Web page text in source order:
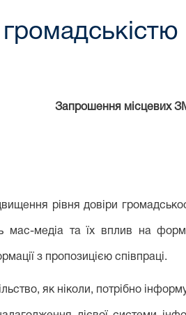
Запрошення місцевих
рівня довіри
мас-медіа та їх вплив на
з пропозицією співпраці.
як ніколи, потрібно